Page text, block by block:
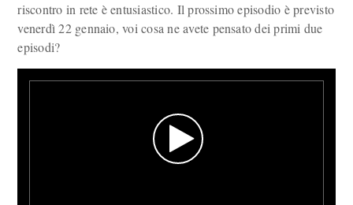
riscontro in rete è entusiastico. Il prossimo episodio è previsto
venerdì 22 gennaio, voi cosa ne avete pensato dei primi due
episodi?